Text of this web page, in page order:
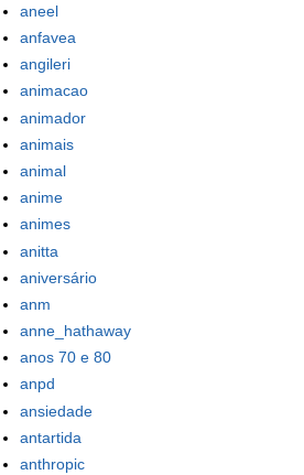
aneel
anfavea
angileri
animacao
animador
animais
animal
anime
animes
anitta
aniversário
anm
anne_hathaway
anos 70 e 80
anpd
ansiedade
antartida
anthropic